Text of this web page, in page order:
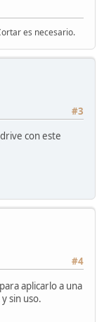
es necesario.
#3
con este
#4
aplicarlo a una
sin uso.